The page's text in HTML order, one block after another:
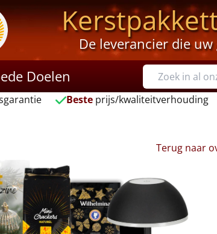
De leverancier die
Doelen
Besteprijs/kwaliteitverhouding
Terug naar